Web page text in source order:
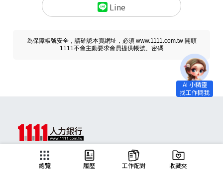
Line
為保障帳號安全，請確認本頁網址，必須 www.1111.com.tw 開頭
1111不會主動要求會員提供帳號、密碼
總覽 履歷 工作配對 收藏夾